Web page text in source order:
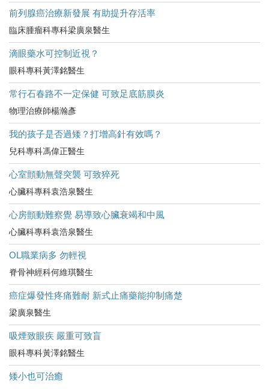
前列腺癌治療新發展 有助提升存活率
臨床腫瘤科專科梁廣泉醫生
滴眼藥水可控制近視？
眼科專科黃澤銘醫生
常行石春路不一定保健 可致足底筋膜炎
物理治療師楊瀚彥
我的孩子是否過矮？打增高針有效嗎？
兒科專科馮偉正醫生
心室顫動無聲突襲 可致猝死
心臟科專科袁浩泉醫生
心房顫動難察覺 易導致心臟衰竭和中風
心臟科專科袁浩泉醫生
OL職業病多 勿輕視
脊骨神經科何維琪醫生
癌症爆發性疼痛難耐 新式止痛藥能抑制痛楚
梁廣泉醫生
吸煙致眼疾 嚴重可致盲
眼科專科黃澤銘醫生
矮小也可治癒